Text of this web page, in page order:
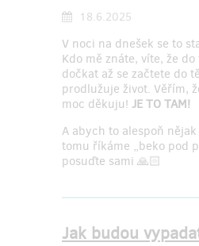
18.6.2025
V noci na dnešek se to
Kdo mě znáte, víte, že
dočkat až se začtete do
prodlužuje život. Věřím,
moc děkuju! JE TO TAM!
A abych to alespoň
tomu říkáme „beko pod
posuďte sami 🙏🏻
Jak budou